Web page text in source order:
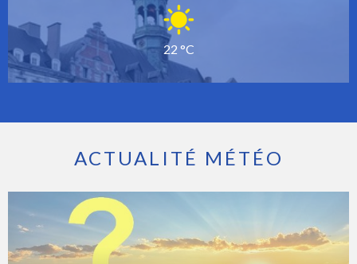
22 °C
ACTUALITÉ MÉTÉO